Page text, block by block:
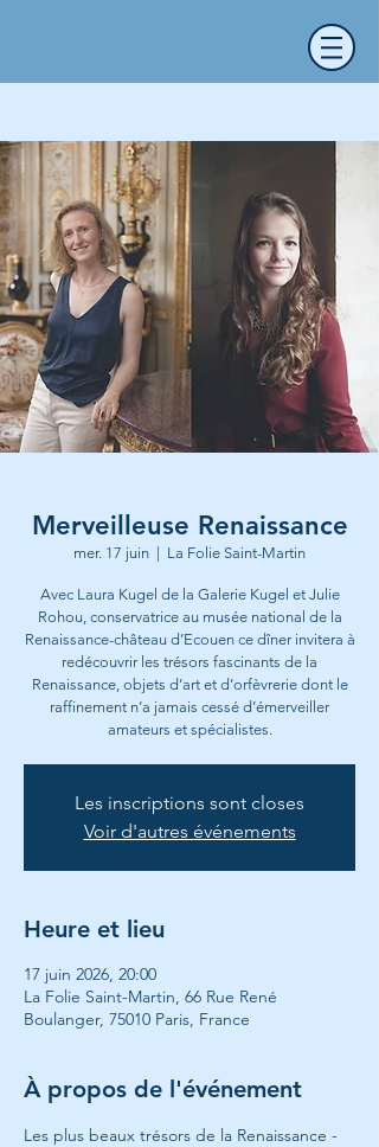
Merveilleuse Renaissance
mer. 17 juin La Folie Saint-Martin
Avec Laura Kugel de la Galerie Kugel et Julie
Rohou, conservatrice au musée national de la
Renaissance-château d’Ecouen ce dîner invitera à
redécouvrir les trésors fascinants de la
Renaissance, objets d’art et d’orfèvrerie dont le
raffinement n’a jamais cessé d’émerveiller
amateurs et spécialistes.
Les inscriptions sont closes
Voir d'autres événements
Heure et lieu
17 juin 2026, 20:00
La Folie Saint-Martin, 66 Rue René
Boulanger, 75010 Paris, France
À propos de l'événement
Les plus beaux trésors de la Renaissance -